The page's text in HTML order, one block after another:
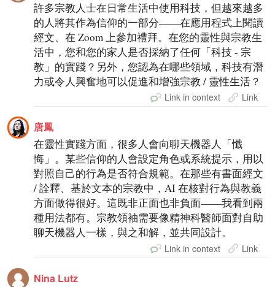
許多宗教人士在日常生活中使用科技，但越來越多
的人將其作為信仰的一部分——在應用程式上閱讀
經文、在 Zoom 上參加禮拜。在您的靈性與宗教生
活中，您和您的家人是否採納了任何「科技 - 宗
教」的實踐？另外，您認為在哪些領域，科技有潛
力或令人興奮地可以促進和增強宗教 / 靈性生活？
Link in context Link
唐鳳
在靈性實踐方面，很多人會向聊天機器人「懺
悔」。某些信仰的人會設定角色或系統提示，用以
對照自己的行為是否符合規範。在那些有書面經文
/ 詮釋、基於文本的宗教中，AI 在核對行為與教義
方面做得很好。這既非正面也非負面——我看到兩
種用法都有。宗教領袖需要像精神科醫師面對自助
聊天機器人一樣，與之和解，並共同設計。
Link in context Link
Nina Lutz